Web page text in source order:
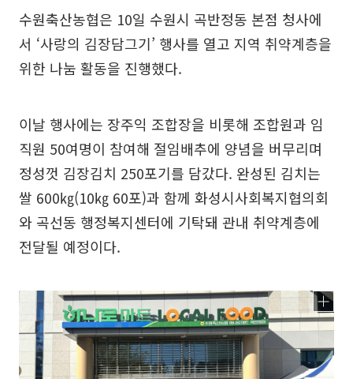
수원축산농협은 10일 수원시 곡반정동 본점 청사에
서 ‘사랑의 김장담그기’ 행사를 열고 지역 취약계층을
위한 나눔 활동을 진행했다.
이날 행사에는 장주익 조합장을 비롯해 조합원과 임
직원 50여명이 참여해 절임배추에 양념을 버무리며
정성껏 김장김치 250포기를 담갔다. 완성된 김치는
쌀 600㎏(10㎏ 60포)과 함께 화성시사회복지협의회
와 곡선동 행정복지센터에 기탁돼 관내 취약계층에
전달될 예정이다.